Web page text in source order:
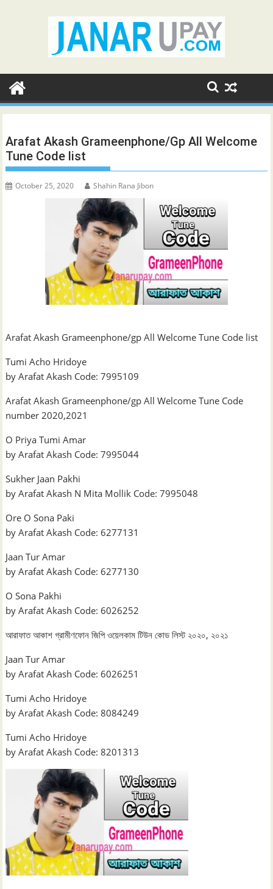
Arafat Akash Grameenphone/Gp All Welcome
Tune Code list
October 25, 2020 Shahin Rana Jibon
Arafat Akash Grameenphone/gp All Welcome Tune Code list
Tumi Acho Hridoye
by Arafat Akash Code: 7995109
Arafat Akash Grameenphone/gp All Welcome Tune Code
number 2020,2021
O Priya Tumi Amar
by Arafat Akash Code: 7995044
Sukher Jaan Pakhi
by Arafat Akash N Mita Mollik Code: 7995048
Ore O Sona Paki
by Arafat Akash Code: 6277131
Jaan Tur Amar
by Arafat Akash Code: 6277130
O Sona Pakhi
by Arafat Akash Code: 6026252
আরাফাত আকাশ গ্রামীণফোন জিপি ওয়েলকাম টিউন কোড লিস্ট ২০২০, ২০২১
Jaan Tur Amar
by Arafat Akash Code: 6026251
Tumi Acho Hridoye
by Arafat Akash Code: 8084249
Tumi Acho Hridoye
by Arafat Akash Code: 8201313